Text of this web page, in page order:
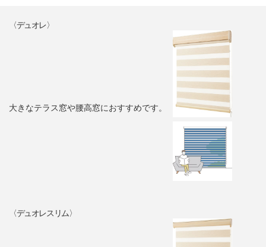
〈デュオレ〉
大きなテラス窓や腰高窓におすすめです。
〈デュオレスリム〉